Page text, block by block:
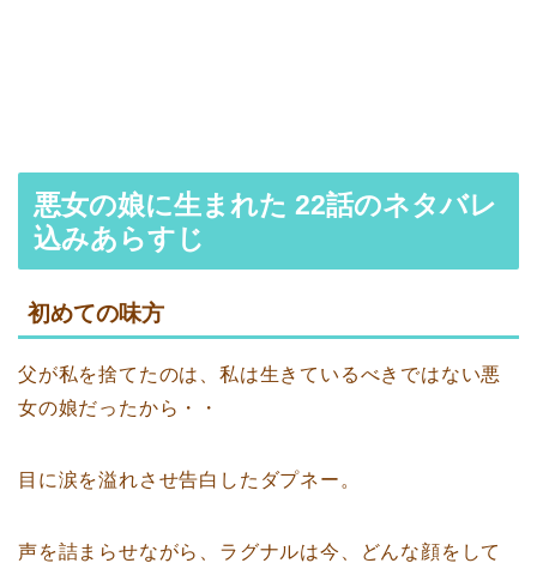
悪女の娘に生まれた 22話のネタバレ
込みあらすじ
初めての味方
父が私を捨てたのは、私は生きているべきではない悪
女の娘だったから・・
目に涙を溢れさせ告白したダプネー。
声を詰まらせながら、ラグナルは今、どんな顔をして